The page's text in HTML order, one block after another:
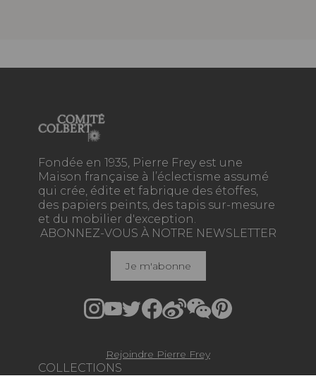
Fondée en 1935, Pierre Frey est une
Maison française à l’éclectisme assumé
qui crée, édite et fabrique des étoffes,
des papiers peints, des tapis sur-mesure
et du mobilier d'exception.
COLLECTIONS
ABONNEZ-VOUS À NOTRE NEWSLETTER
Je m'abonne
Rejoindre Pierre Frey